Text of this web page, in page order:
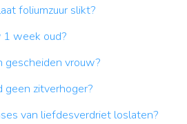
foliumzuur slikt?
week oud?
gescheiden vrouw?
zitverhoger?
van liefdesverdriet loslaten?